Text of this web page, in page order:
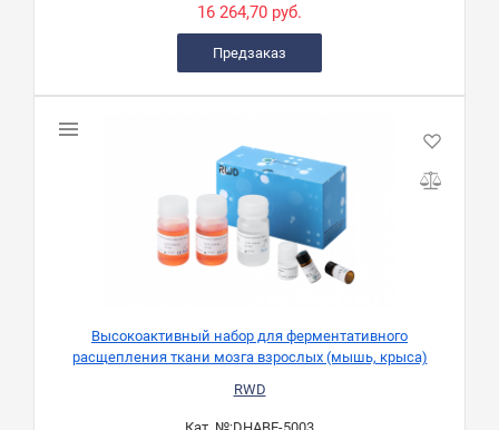
16 264,70 руб.
Предзаказ
Высокоактивный набор для ферментативного
расщепления ткани мозга взрослых (мышь, крыса)
RWD